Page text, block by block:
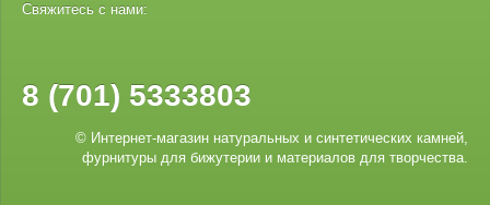
Свяжитесь с нами:
8 (701) 5333803
© Интернет-магазин натуральных и синтетических камней,
фурнитуры для бижутерии и материалов для творчества.